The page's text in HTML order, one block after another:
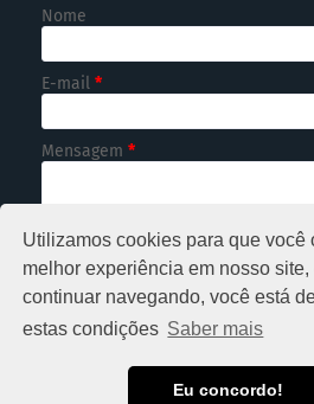
Utilizamos cookies para que você
melhor experiência em nosso site,
continuar navegando, você está
estas condições Saber mais
Eu concordo!
Nome
E-mail *
Mensagem *